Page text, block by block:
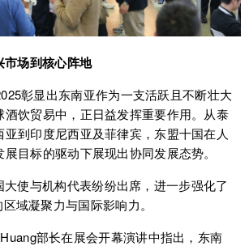
市场到核心阵地
彰显出东南亚作为一支活跃且不断壮大
酒饮贸易中，正日益发挥重要作用。从泰
到印度尼西亚及菲律宾，东盟十国在人
目标的驱动下展现出协同发展态势。
大使与机构代表纷纷出席，进一步强化了
域凝聚力与国际影响力。
部长在展会开幕演讲中指出，东南